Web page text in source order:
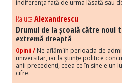
indiferența față de urma lăsată sau
RalucaAlexandrescu
Drumul de la școală către
extremă dreaptă
Opinii / Ne aflăm în perioada de
universitar, iar la științe politice
anii precedenți, ceea ce în sine e un
cifre.